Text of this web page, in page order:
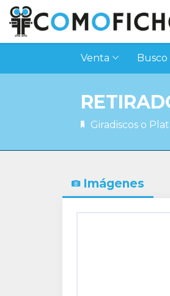
Venta Busco
Giradiscos o
Imágenes